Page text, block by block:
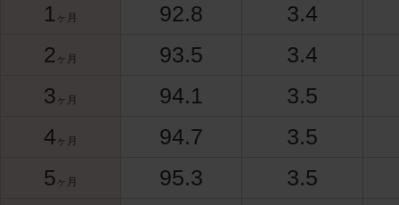
1 ヶ月 92.8
3.4
2 ヶ月 93.5
3.4
3 ヶ月 94.1
3.5
4 ヶ月 94.7
3.5
5 ヶ月 95.3
3.5